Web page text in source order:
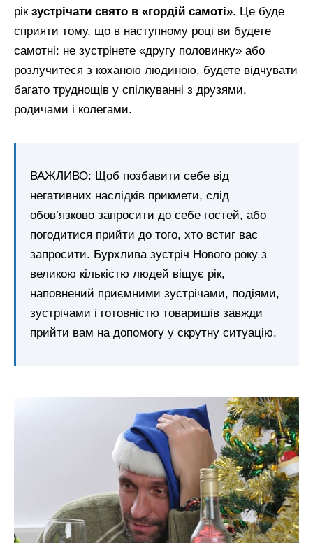
рік зустрічати свято в «гордій самоті». Це буде
сприяти тому, що в наступному році ви будете
самотні: не зустрінете «другу половинку» або
розлучитеся з коханою людиною, будете відчувати
багато труднощів у спілкуванні з друзями,
родичами і колегами.
ВАЖЛИВО: Щоб позбавити себе від
негативних наслідків прикмети, слід
обов’язково запросити до себе гостей, або
погодитися прийти до того, хто встиг вас
запросити. Бурхлива зустріч Нового року з
великою кількістю людей віщує рік,
наповнений приємними зустрічами, подіями,
зустрічами і готовністю товаришів завжди
прийти вам на допомогу у скрутну ситуацію.